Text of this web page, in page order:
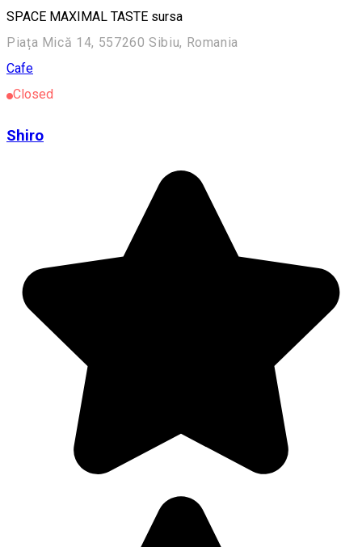
SPACE MAXIMAL TASTE sursa
Piața Mică 14, 557260 Sibiu, Romania
Cafe
Closed
Shiro